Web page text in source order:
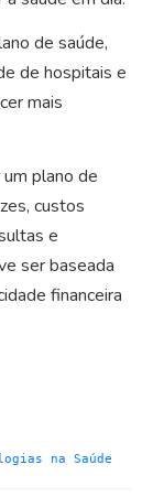
de saúde,
de hospitais e
mais
plano de
custos
e
ser baseada
financeira
na Saúde